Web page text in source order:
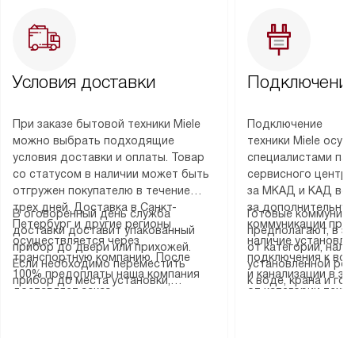
Условия доставки
При заказе бытовой техники Miele
можно выбрать подходящие
условия доставки и оплаты. Товар
со статусом в наличии может быть
отгружен покупателю в течение
трех дней. Доставка в Санкт-
Петербург и другие регионы
осуществляется через
транспортную компанию. После
100% предоплаты наша компания
доставляет заказ
В оговоренный день служба
доставки доставит упакованный
прибор до двери или прихожей.
Если необходимо переместить
прибор до места установки,
Подключение
техники Miele
специалистами
сервисного
за МКАД и КАД
за
коммуникации
наличие
подключения к
и канализации в
от категории
Готовые
предполагают, в
от категории,
установленной
к воде, крана и